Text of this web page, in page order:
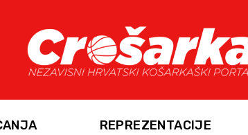
REPREZENTACIJE